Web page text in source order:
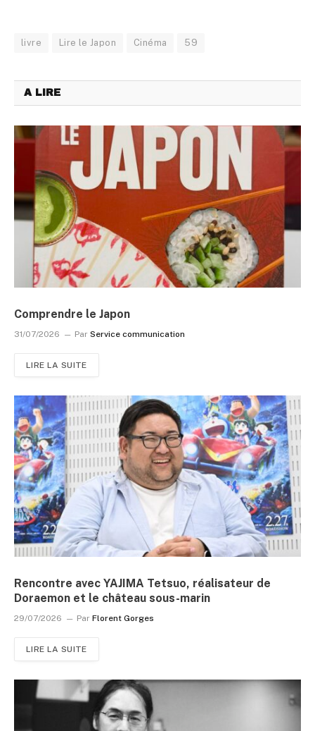
livre Lire le Japon Cinéma 59
A LIRE
Comprendre le Japon
31/07/2026 Par Service communication
LIRE LA SUITE
Rencontre avec YAJIMA Tetsuo, réalisateur de
Doraemon et le château sous-marin
29/07/2026 Par Florent Gorges
LIRE LA SUITE